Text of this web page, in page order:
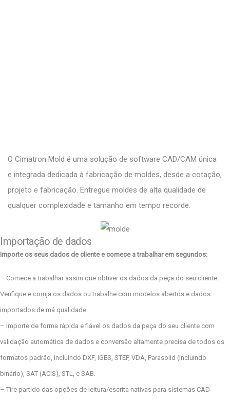
O Cimatron Mold é uma solução de software CAD/CAM única
e integrada dedicada à fabricação de moldes, desde a cotação,
projeto e fabricação. Entregue moldes de alta qualidade de
qualquer complexidade e tamanho em tempo recorde.
Importação de dados
Importe os seus dados de cliente e comece a trabalhar em segundos:
– Comece a trabalhar assim que obtiver os dados da peça do seu cliente.
Verifique e corrija os dados ou trabalhe com modelos abertos e dados
importados de má qualidade.
– Importe de forma rápida e fiável os dados da peça do seu cliente com
validação automática de dados e conversão altamente precisa de todos os
formatos padrão, incluindo DXF, IGES, STEP, VDA, Parasolid (incluindo
binário), SAT (ACIS), STL, e SAB.
– Tire partido das opções de leitura/escrita nativas para sistemas CAD